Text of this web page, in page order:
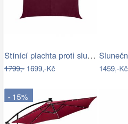
Stínící plachta proti slunci 3x4m bordó
1799,-1699,-Kč 1459,-Kč
- 15%